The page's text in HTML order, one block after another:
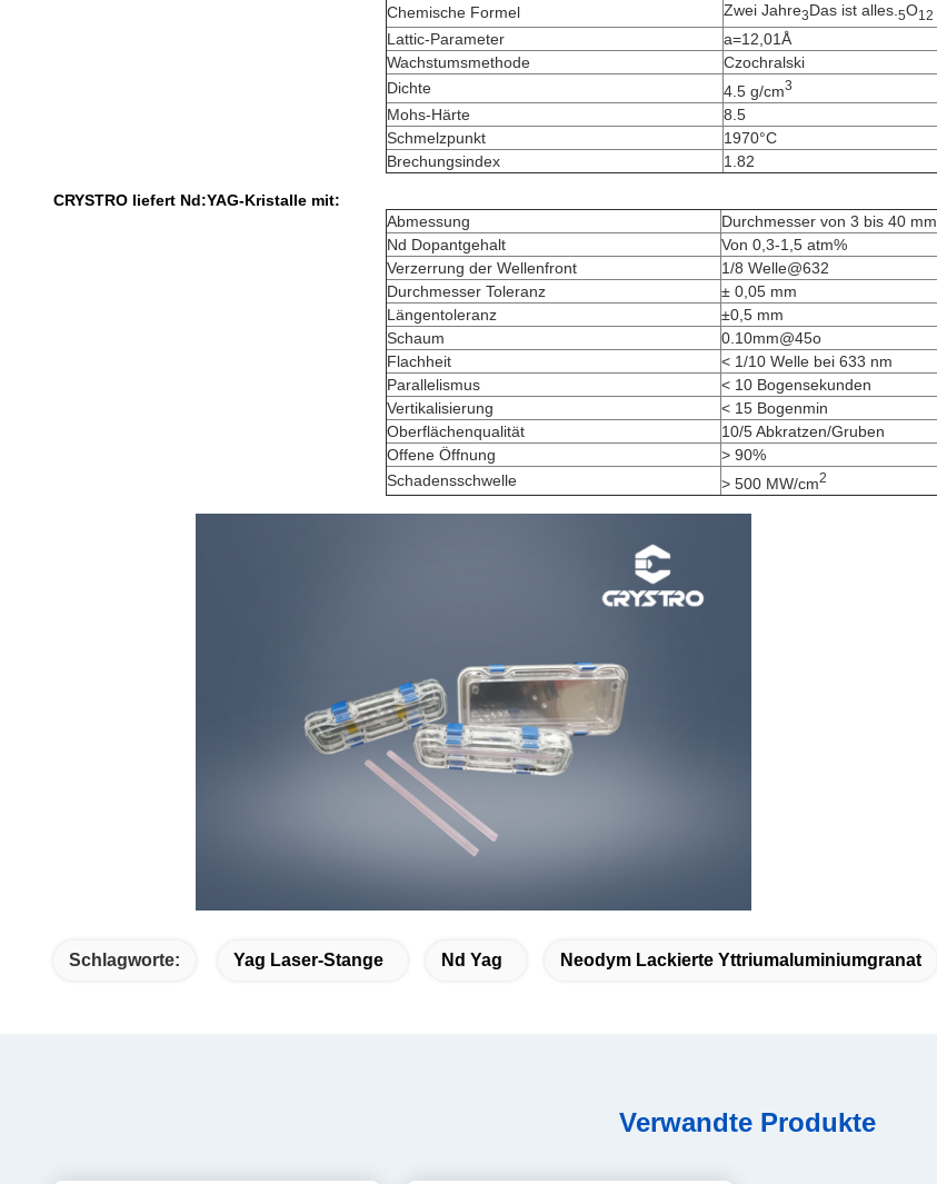
Chemische Formel
Zwei Jahre3Das ist alles. 5O12
Lattic-Parameter
a=12,01Å
Wachstumsmethode
Czochralski
Dichte
4.5 g/cm3
Mohs-Härte
8.5
Schmelzpunkt
1970°C
Brechungsindex
1.82
CRYSTRO liefert Nd:YAG-Kristalle mit:
Abmessung
Durchmesser von 3 bis 40 mm
Nd Dopantgehalt
Von 0,3-1,5 atm%
Verzerrung der Wellenfront
1/8 Welle@632
Durchmesser Toleranz
± 0,05 mm
Längentoleranz
±0,5 mm
Schaum
0.10mm@45o
Flachheit
< 1/10 Welle bei 633 nm
Parallelismus
< 10 Bogensekunden
Vertikalisierung
< 15 Bogenmin
Oberflächenqualität
10/5 Abkratzen/Gruben
Offene Öffnung
> 90%
Schadensschwelle
> 500 MW/cm2
Schlagworte: Yag Laser-Stange Nd Yag Neodym Lackierte Yttriumaluminiumgranat
Verwandte Produkte